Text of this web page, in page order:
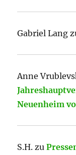
Gabriel Lang
Anne
Neuenheim
S.H. zu